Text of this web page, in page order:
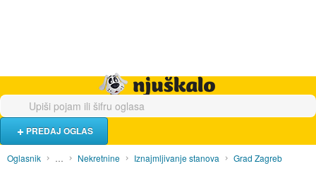
PREDAJ OGLAS
Oglasnik … Nekretnine Iznajmljivanje stanova Grad Zagreb